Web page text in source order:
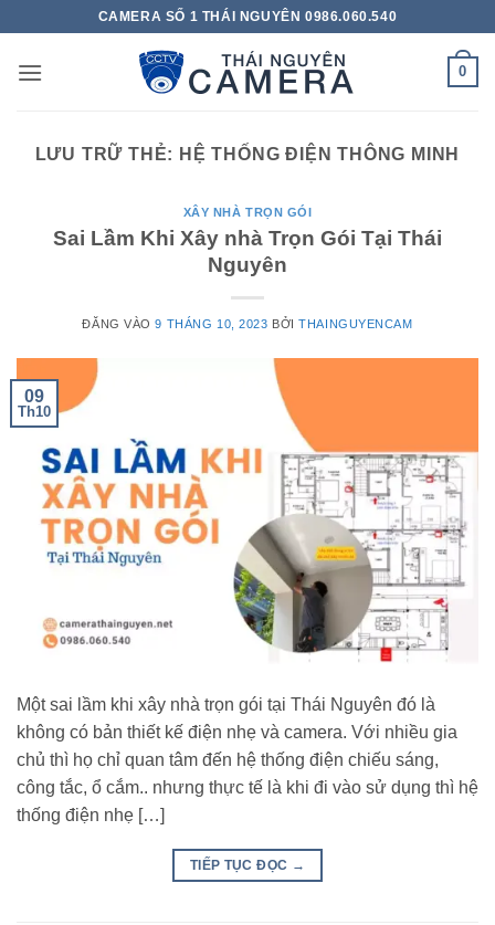
nội
CAMERA SỐ 1 THÁI NGUYÊN 0986.060.540
0
LƯU TRỮ THẺ: HỆ THỐNG ĐIỆN THÔNG MINH
XÂY NHÀ TRỌN GÓI
Sai Lầm Khi Xây nhà Trọn Gói Tại Thái
Nguyên
ĐĂNG VÀO9 THÁNG 10, 2023 BỞITHAINGUYENCAM
09
Th10
Một sai lầm khi xây nhà trọn gói tại Thái Nguyên đó là
không có bản thiết kế điện nhẹ và camera. Với nhiều gia
chủ thì họ chỉ quan tâm đến hệ thống điện chiếu sáng,
công tắc, ổ cắm.. nhưng thực tế là khi đi vào sử dụng thì hệ
thống điện nhẹ […]
TIẾP TỤC ĐỌC →